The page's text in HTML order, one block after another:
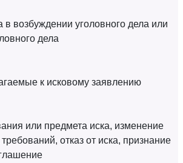
в возбуждении уголовного дела или
дела
к исковому заявлению
или предмета иска, изменение
отказ от иска, признание